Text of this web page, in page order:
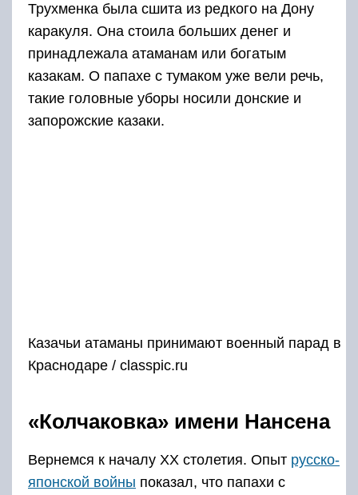
Трухменка была сшита из редкого на Дону
каракуля. Она стоила больших денег и
принадлежала атаманам или богатым
казакам. О папахе с тумаком уже вели речь,
такие головные уборы носили донские и
запорожские казаки.
Казачьи атаманы принимают военный парад в
Краснодаре / classpic.ru
«Колчаковка» имени Нансена
Вернемся к началу ХХ столетия. Опыт русско-
японской войны показал, что папахи с